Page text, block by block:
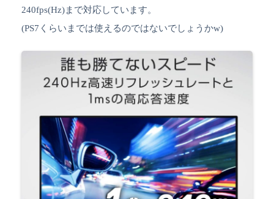
240fps(Hz)まで対応しています。
(PS7くらいまでは使えるのではないでしょうかw)